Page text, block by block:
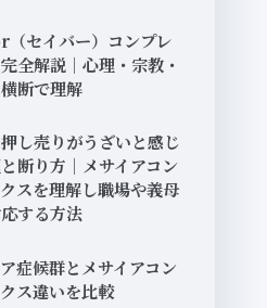
セイバー）コンプレ
全解説｜心理・宗教・
断で理解
し売りがうざいと感じ
断り方｜メサイアコン
スを理解し職場や義母
する方法
症候群とメサイアコン
ス違いを比較